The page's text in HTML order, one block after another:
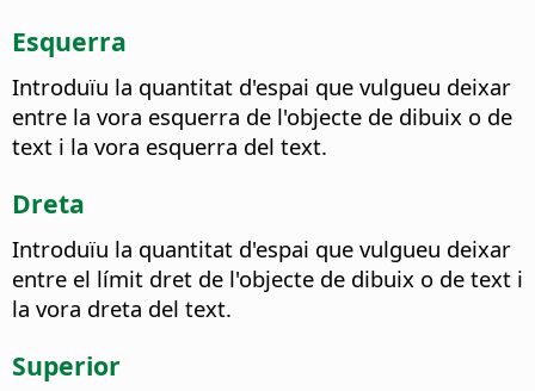
Esquerra
Introduïu la quantitat d'espai que vulgueu deixar
entre la vora esquerra de l'objecte de dibuix o de
text i la vora esquerra del text.
Dreta
Introduïu la quantitat d'espai que vulgueu deixar
entre el límit dret de l'objecte de dibuix o de text i
la vora dreta del text.
Superior